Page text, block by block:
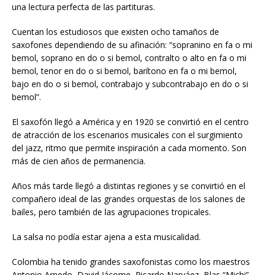
una lectura perfecta de las partituras.
Cuentan los estudiosos que existen ocho tamaños de
saxofones dependiendo de su afinación: “sopranino en fa o mi
bemol, soprano en do o si bemol, contralto o alto en fa o mi
bemol, tenor en do o si bemol, barítono en fa o mi bemol,
bajo en do o si bemol, contrabajo y subcontrabajo en do o si
bemol”.
El saxofón llegó a América y en 1920 se convirtió en el centro
de atracción de los escenarios musicales con el surgimiento
del jazz, ritmo que permite inspiración a cada momento. Son
más de cien años de permanencia.
Años más tarde llegó a distintas regiones y se convirtió en el
compañero ideal de las grandes orquestas de los salones de
bailes, pero también de las agrupaciones tropicales.
La salsa no podía estar ajena a esta musicalidad.
Colombia ha tenido grandes saxofonistas como los maestros